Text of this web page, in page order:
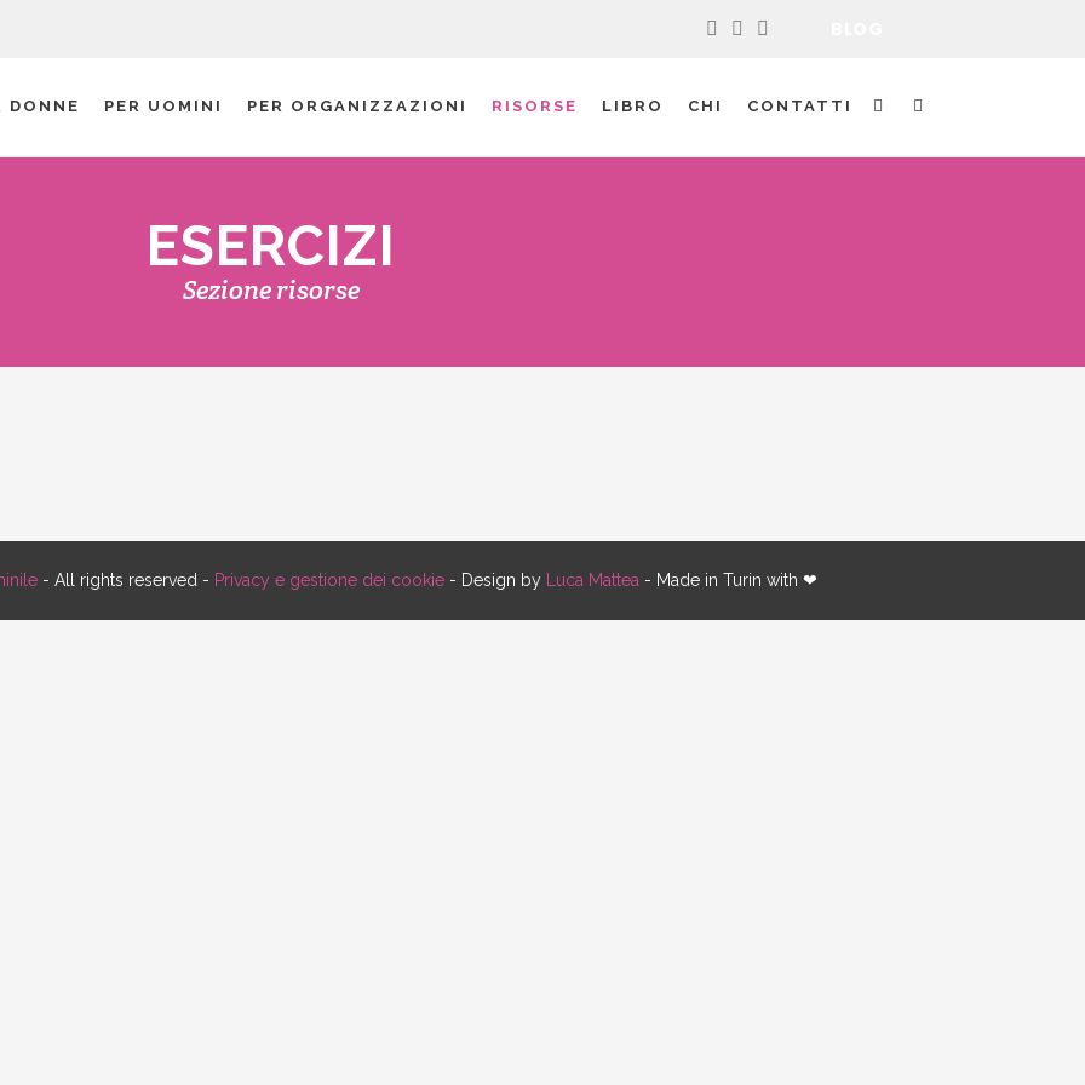
DONNE PER UOMINI PER ORGANIZZAZIONI RISORSE LIBRO CHI CONTATTI
ESERCIZI
Sezione risorse
- All rights reserved - Privacy e gestione dei cookie - Design by Luca Mattea - Made in Turin with ❤